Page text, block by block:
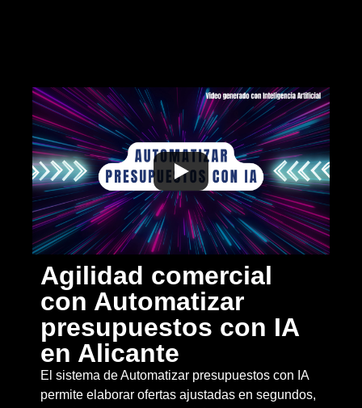
Agilidad comercial
con Automatizar
presupuestos con IA
en Alicante
El sistema de Automatizar presupuestos con IA
permite elaborar ofertas ajustadas en segundos,